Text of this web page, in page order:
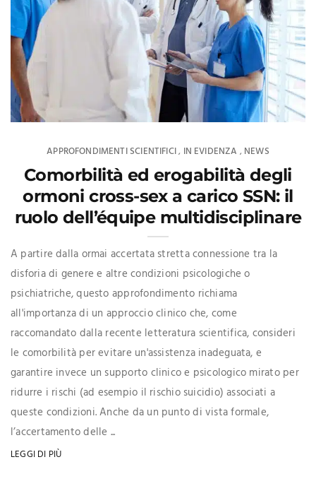
APPROFONDIMENTI SCIENTIFICI, IN EVIDENZA , NEWS
Comorbilità ed erogabilità degli
ormoni cross-sex a carico SSN: il
ruolo dell’équipe multidisciplinare
A partire dalla ormai accertata stretta connessione tra la
disforia di genere e altre condizioni psicologiche o
psichiatriche, questo approfondimento richiama
all'importanza di un approccio clinico che, come
raccomandato dalla recente letteratura scientifica, consideri
le comorbilità per evitare un'assistenza inadeguata, e
garantire invece un supporto clinico e psicologico mirato per
ridurre i rischi (ad esempio il rischio suicidio) associati a
queste condizioni. Anche da un punto di vista formale,
l’accertamento delle ...
LEGGI DI PIÙ